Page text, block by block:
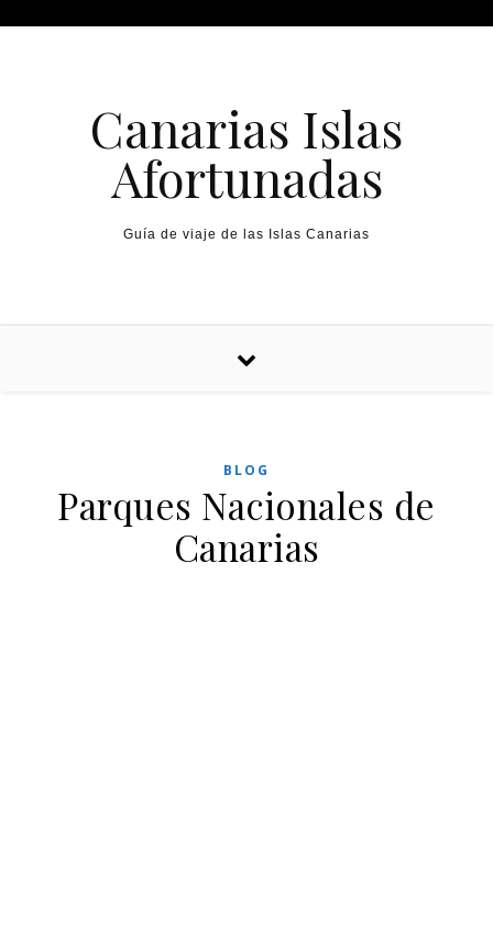
Canarias Islas
Afortunadas
Guía de viaje de las Islas Canarias
BLOG
Parques Nacionales de
Canarias